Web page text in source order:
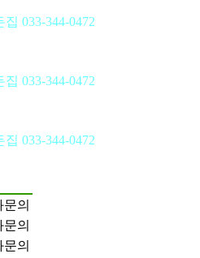
033-344-0472
033-344-0472
033-344-0472
문의
문의
문의